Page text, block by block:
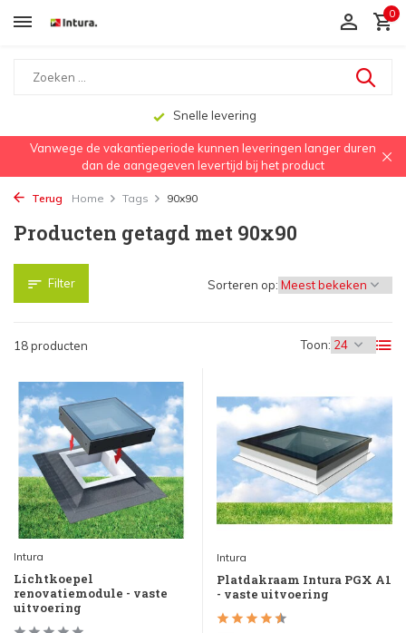
0
Aanbevolen door dakwerkers, aannemers en architecten
Vanwege de vakantieperiode kunnen leveringen langer duren
dan de aangegeven levertijd bij het product
Terug Home Tags 90x90
Producten getagd met 90x90
Filter
18 producten Toon:
Sorteren op:
Intura
Lichtkoepel
renovatiemodule - vaste
uitvoering
Intura
Platdakraam Intura PGX A1
- vaste uitvoering